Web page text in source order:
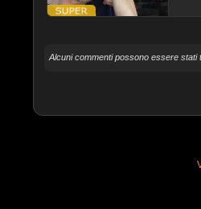
Alcuni commenti possono essere stati